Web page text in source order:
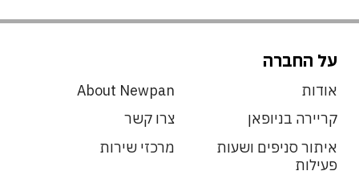
על החברה
אודות
About Newpan
קריירה בניופאן
צרו קשר
איתור סניפים ושעות
פעילות
מרכזי שירות